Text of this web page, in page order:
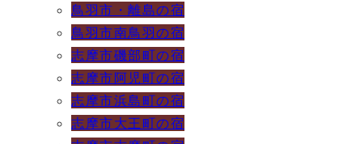
鳥羽市・離島の宿
鳥羽市南鳥羽の宿
志摩市磯部町の宿
志摩市阿児町の宿
志摩市浜島町の宿
志摩市大王町の宿